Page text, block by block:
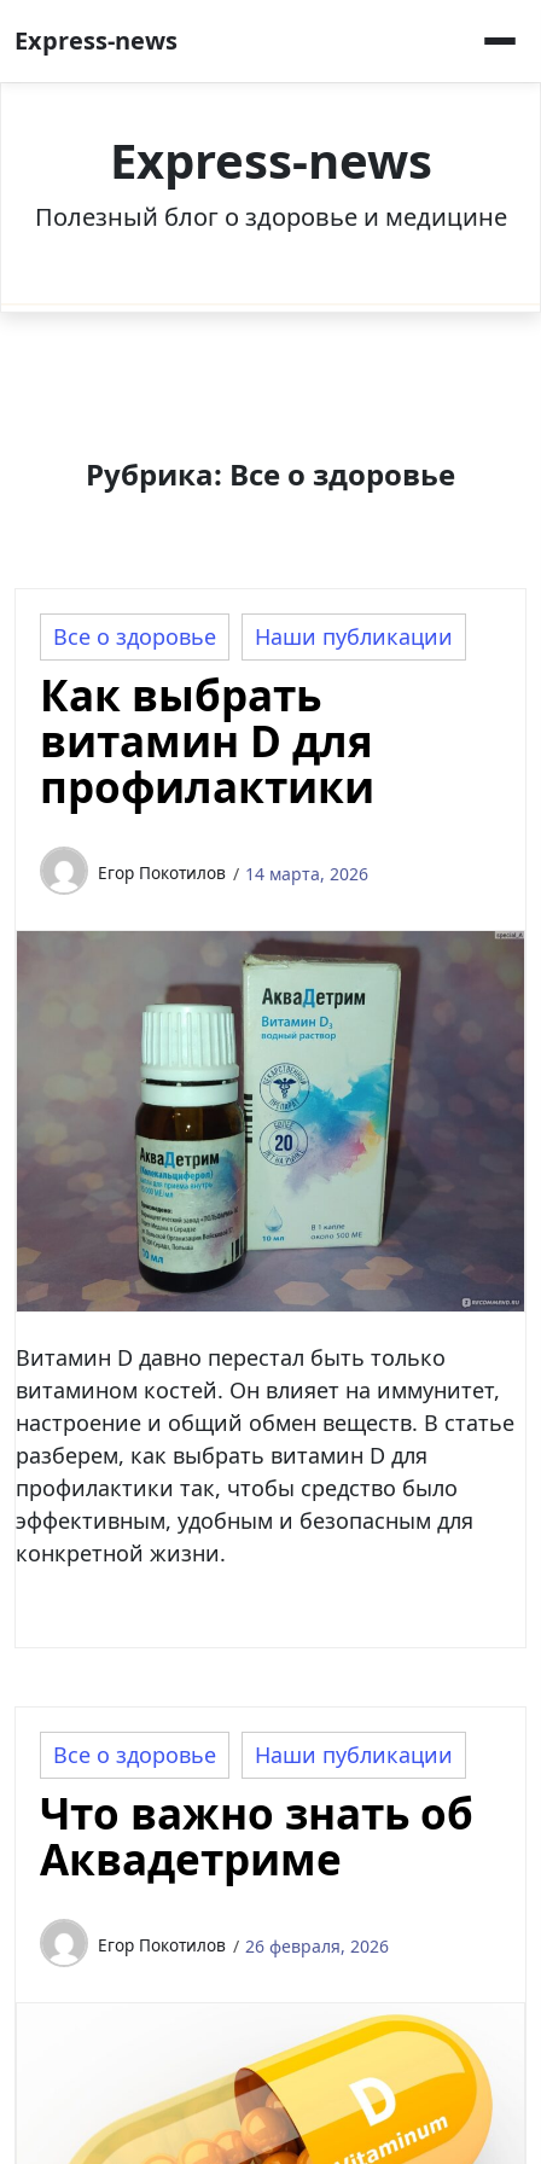
содержимому
Express-news
Express-news
Полезный блог о здоровье и медицине
Рубрика: Все о здоровье
Все о здоровье Наши публикации
Как выбрать
витамин D для
профилактики
Егор Покотилов 14 марта, 2026
Витамин D давно перестал быть только
витамином костей. Он влияет на иммунитет,
настроение и общий обмен веществ. В статье
разберем, как выбрать витамин D для
профилактики так, чтобы средство было
эффективным, удобным и безопасным для
конкретной жизни.
Все о здоровье Наши публикации
Что важно знать об
Аквадетриме
Егор Покотилов 26 февраля, 2026